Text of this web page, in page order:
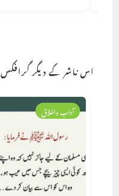
اس ناشر کے دیگر گرافکس
آداب واخلاق